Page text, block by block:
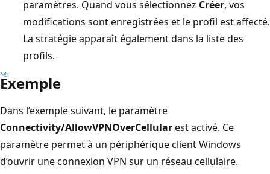
paramètres. Quand vous sélectionnez Créer, vos
modifications sont enregistrées et le profil est affecté.
La stratégie apparaît également dans la liste des
profils.
Exemple
Dans l’exemple suivant, le paramètre
Connectivity/AllowVPNOverCellularest activé. Ce
paramètre permet à un périphérique client Windows
d’ouvrir une connexion VPN sur un réseau cellulaire.